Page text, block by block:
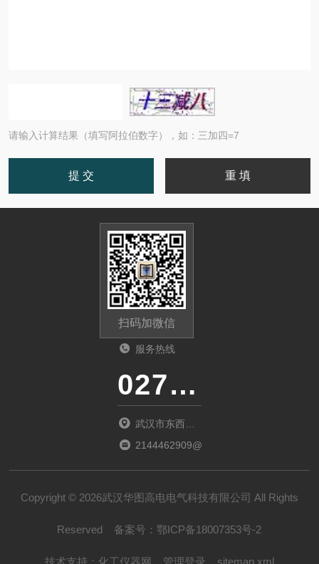
请输入计算结果（填写阿拉伯数字），如：三加四=7
扫码加微信
服务热线
027-86536268
武汉市东西湖
区环湖中路源
2144462909@qq.com
Copyright © 2026武汉华图高电电气科技有限公司 All Rights
Reserved 备案号：鄂ICP备18007353号-2
技术支持： 化工仪器网 管理登录 sitemap.xml